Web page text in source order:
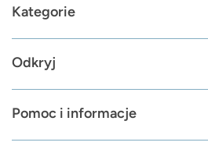
Kategorie
Odkryj
Pomoc i informacje